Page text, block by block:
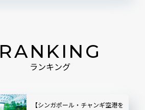
RANKING
ランキング
【シンガポール・チャンギ空港を